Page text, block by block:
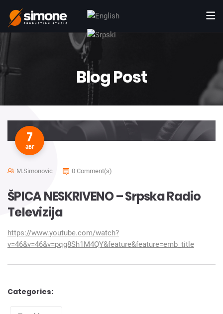
Blog Post
7
авг
M.simonovic 0 Comment(s)
ŠPICA NESKRIVENO – Srpska Radio
Televizija
https://www.youtube.com/watch?
v=46&v=46&v=pqg8Sh1M4QY&feature&feature=emb_title
Categories: